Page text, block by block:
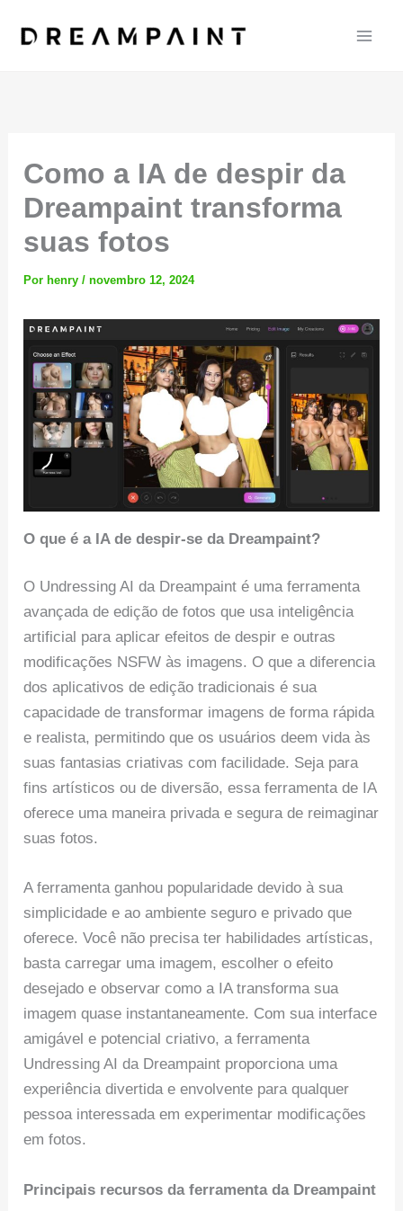
para
Como a IA de despir da
Dreampaint transforma
suas fotos
Porhenry/novembro 12, 2024
O que é a IA de despir-se da Dreampaint?
O Undressing AI da Dreampaint é uma ferramenta
avançada de edição de fotos que usa inteligência
artificial para aplicar efeitos de despir e outras
modificações NSFW às imagens. O que a diferencia
dos aplicativos de edição tradicionais é sua
capacidade de transformar imagens de forma rápida
e realista, permitindo que os usuários deem vida às
suas fantasias criativas com facilidade. Seja para
fins artísticos ou de diversão, essa ferramenta de IA
oferece uma maneira privada e segura de reimaginar
suas fotos.
A ferramenta ganhou popularidade devido à sua
simplicidade e ao ambiente seguro e privado que
oferece. Você não precisa ter habilidades artísticas,
basta carregar uma imagem, escolher o efeito
desejado e observar como a IA transforma sua
imagem quase instantaneamente. Com sua interface
amigável e potencial criativo, a ferramenta
Undressing AI da Dreampaint proporciona uma
experiência divertida e envolvente para qualquer
pessoa interessada em experimentar modificações
em fotos.
Principais recursos da ferramenta da Dreampaint